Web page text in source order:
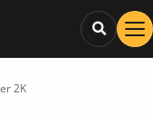
2K